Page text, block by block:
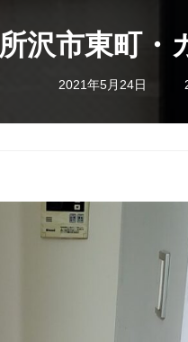
所沢市東町・
2021年5月24日